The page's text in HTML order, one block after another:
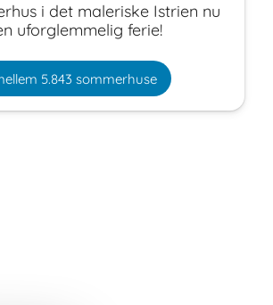
i det maleriske Istrien nu
uforglemmelig ferie!
5.843 sommerhuse